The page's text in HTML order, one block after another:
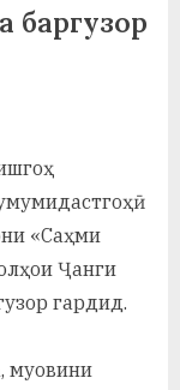
и
и
р
и
Х
у
баргузор
«Саҳми
Ҷанги
гардид.
муовини